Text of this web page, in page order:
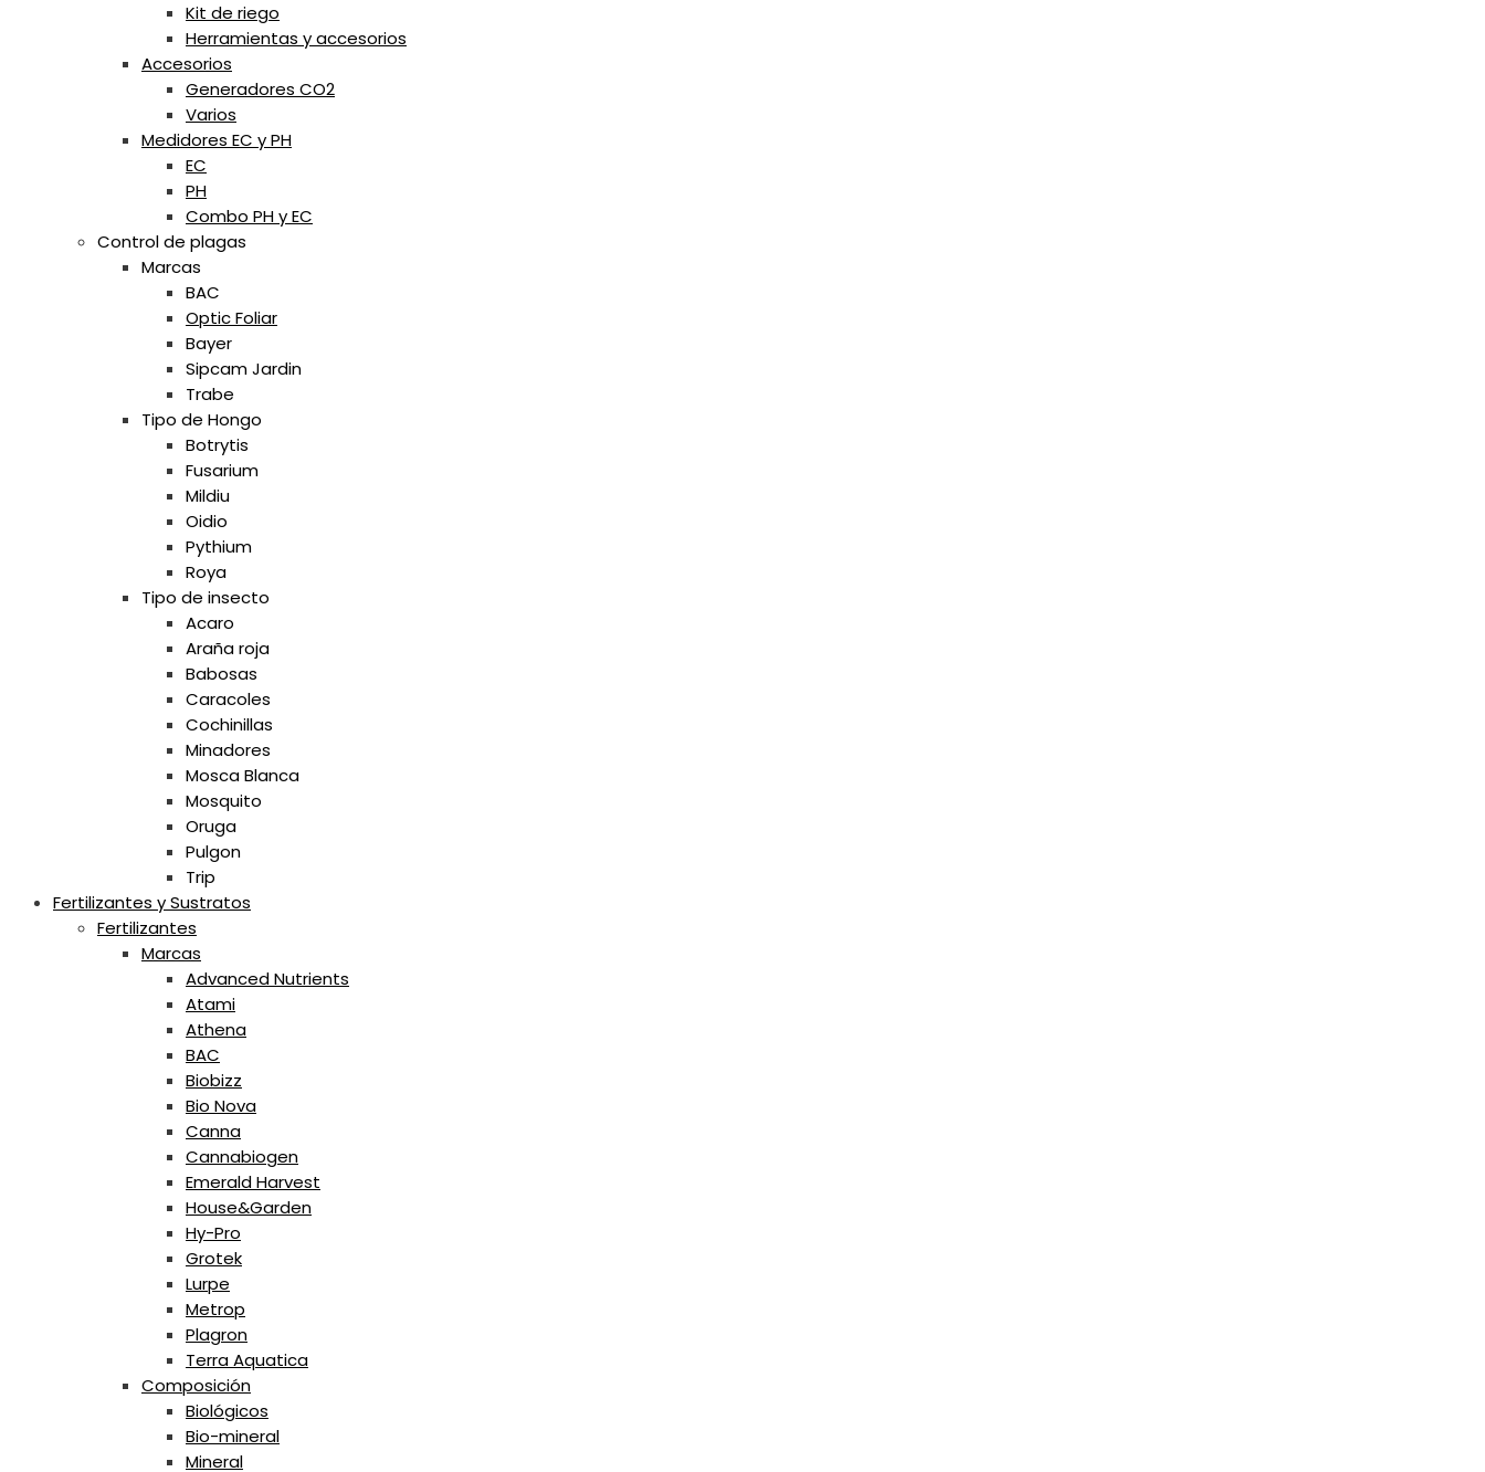
Kit de riego
Herramientas y accesorios
Accesorios
Generadores CO2
Varios
Medidores EC y PH
EC
PH
Combo PH y EC
Control de plagas
Marcas
BAC
Optic Foliar
Bayer
Sipcam Jardin
Trabe
Tipo de Hongo
Botrytis
Fusarium
Mildiu
Oidio
Pythium
Roya
Tipo de insecto
Acaro
Araña roja
Babosas
Caracoles
Cochinillas
Minadores
Mosca Blanca
Mosquito
Oruga
Pulgon
Trip
Fertilizantes y Sustratos
Fertilizantes
Marcas
Advanced Nutrients
Atami
Athena
BAC
Biobizz
Bio Nova
Canna
Cannabiogen
Emerald Harvest
House&Garden
Hy-Pro
Grotek
Lurpe
Metrop
Plagron
Terra Aquatica
Composición
Biológicos
Bio-mineral
Mineral